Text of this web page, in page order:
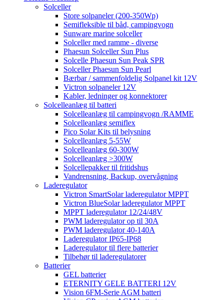
Solceller
Store solpaneler (200-350Wp)
Semifleksible til båd, campingvogn
Sunware marine solceller
Solceller med ramme - diverse
Phaesun Solceller Sun Plus
Solcelle Phaesun Sun Peak SPR
Solceller Phaesun Sun Pearl
Bærbar / sammenfoldelig Solpanel kit 12V
Victron solpaneler 12V
Kabler, ledninger og konnektorer
Solcelleanlæg til batteri
Solcelleanlæg til campingvogn /RAMME
Solcelleanlæg semiflex
Pico Solar Kits til belysning
Solcelleanlæg 5-55W
Solcelleanlæg 60-300W
Solcelleanlæg >300W
Solcellepakker til fritidshus
Vandrensning, Backup, overvågning
Laderegulator
Victron SmartSolar laderegulator MPPT
Victron BlueSolar laderegulator MPPT
MPPT laderegulator 12/24/48V
PWM laderegulator op til 30A
PWM laderegulator 40-140A
Laderegulator IP65-IP68
Laderegulator til flere batterier
Tilbehør til laderegulatorer
Batterier
GEL batterier
ETERNITY GELE BATTERI 12V
Vision 6FM-Serie AGM batteri